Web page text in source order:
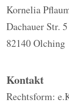
Kornelia
Dachauer Str. 5
82140 Olching
Kontakt
Rechtsform: